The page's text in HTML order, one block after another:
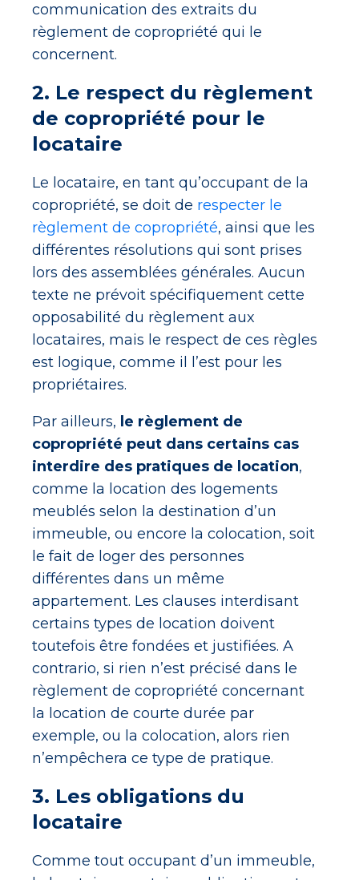
communication des extraits du
règlement de copropriété qui le
concernent.
2. Le respect du règlement
de copropriété pour le
locataire
Le locataire, en tant qu’occupant de la
copropriété, se doit de respecter le
règlement de copropriété, ainsi que les
différentes résolutions qui sont prises
lors des assemblées générales. Aucun
texte ne prévoit spécifiquement cette
opposabilité du règlement aux
locataires, mais le respect de ces règles
est logique, comme il l’est pour les
propriétaires.
Par ailleurs, le règlement de
copropriété peut dans certains cas
interdire des pratiques de location,
comme la location des logements
meublés selon la destination d’un
immeuble, ou encore la colocation, soit
le fait de loger des personnes
différentes dans un même
appartement. Les clauses interdisant
certains types de location doivent
toutefois être fondées et justifiées. A
contrario, si rien n’est précisé dans le
règlement de copropriété concernant
la location de courte durée par
exemple, ou la colocation, alors rien
n’empêchera ce type de pratique.
3. Les obligations du
locataire
Comme tout occupant d’un immeuble,